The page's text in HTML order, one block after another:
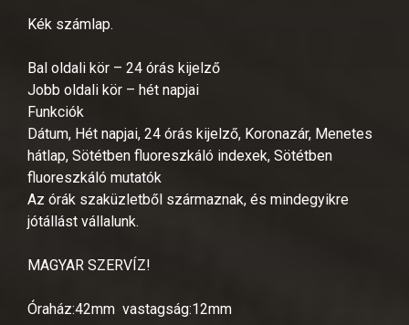
Kék számlap.
Bal oldali kör – 24 órás kijelző
Jobb oldali kör – hét napjai
Funkciók
Dátum, Hét napjai, 24 órás kijelző, Koronazár, Menetes
hátlap, Sötétben fluoreszkáló indexek, Sötétben
fluoreszkáló mutatók
Az órák szaküzletből származnak, és mindegyikre
jótállást vállalunk.
MAGYAR SZERVÍZ!
Óraház:42mm vastagság:12mm